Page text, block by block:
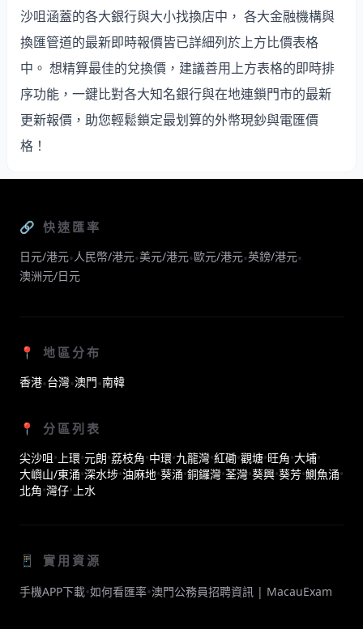
沙咀涵蓋的各大銀行與大小找換店中， 各大金融機構與
換匯管道的最新即時報價皆已詳細列於上方比價表格
中。 想精算最佳的兌換價，建議善用上方表格的即時排
序功能，一鍵比對各大知名銀行與在地連鎖門市的最新
更新報價，助您輕鬆鎖定最划算的外幣現鈔與電匯價
格！
🔗 快速匯率
日元/港元•人民幣/港元•美元/港元•歐元/港元•英鎊/港元•
澳洲元/日元
📍 地區分布
香港•台灣•澳門•南韓
📍 分區列表
尖沙咀• 上環•元朗•荔枝角•中環•九龍灣•紅磡•觀塘•旺角•大埔•
大嶼山/東涌•深水埗•油麻地•葵涌•銅鑼灣•荃灣•葵興•葵芳•鰂魚涌•
北角•灣仔• 上水
📱 實用資源
手機APP下載•如何看匯率•澳門公務員招聘資訊 | MacauExam